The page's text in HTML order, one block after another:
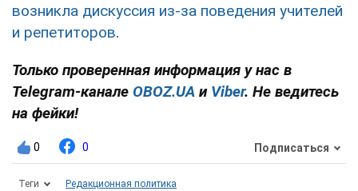
возникла дискуссия из-за поведения учителей
и репетиторов.
Только проверенная информация у нас в
Telegram-канале OBOZ.UA и Viber. Не ведитесь
на фейки!
0 0 Подписаться
Теги Редакционная политика